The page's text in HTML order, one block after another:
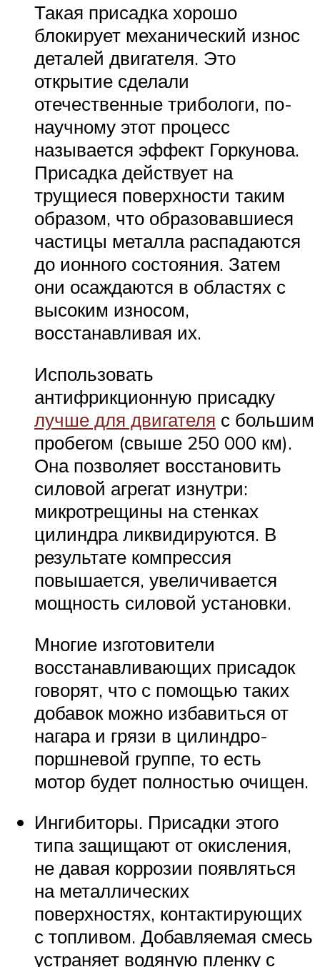
Такая присадка хорошо
блокирует механический износ
деталей двигателя. Это
открытие сделали
отечественные трибологи, по-
научному этот процесс
называется эффект Горкунова.
Присадка действует на
трущиеся поверхности таким
образом, что образовавшиеся
частицы металла распадаются
до ионного состояния. Затем
они осаждаются в областях с
высоким износом,
восстанавливая их.
Использовать
антифрикционную присадку
лучше для двигателя с большим
пробегом (свыше 250 000 км).
Она позволяет восстановить
силовой агрегат изнутри:
микротрещины на стенках
цилиндра ликвидируются. В
результате компрессия
повышается, увеличивается
мощность силовой установки.
Многие изготовители
восстанавливающих присадок
говорят, что с помощью таких
добавок можно избавиться от
нагара и грязи в цилиндро-
поршневой группе, то есть
мотор будет полностью очищен.
Ингибиторы. Присадки этого
типа защищают от окисления,
не давая коррозии появляться
на металлических
поверхностях, контактирующих
с топливом. Добавляемая смесь
устраняет водяную пленку с